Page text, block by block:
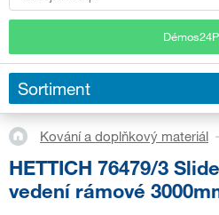
Sortiment
Kování a doplňkový materiál
HETTICH 76479/3
vedení rámové